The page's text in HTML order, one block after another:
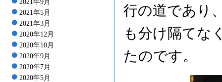
2021年9月
2021年5月
2021年3月
2020年12月
2020年10月
2020年9月
2020年7月
2020年5月
行の道であり
も分け隔てな
たのです。